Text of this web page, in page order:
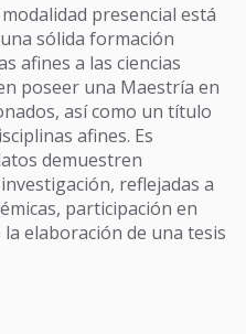
presencial está
sólida formación
afines a las ciencias
poseer una Maestría en
así como un título
afines. Es
demuestren
reflejadas a
participación en
elaboración de una tesis